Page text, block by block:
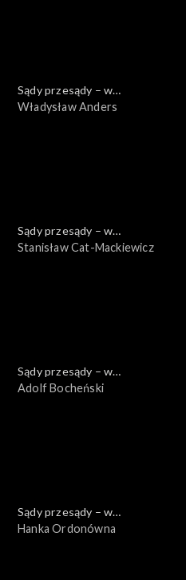
Sądy przesądy – w
powiększeniu
Władysław Anders
Sądy przesądy – w
powiększeniu
Stanisław Cat-Mackiewicz
Sądy przesądy – w
powiększeniu
Adolf Bocheński
Sądy przesądy – w
powiększeniu
Hanka Ordonówna